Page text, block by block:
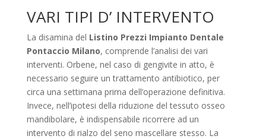
VARI TIPI D’ INTERVENTO
La disamina del Listino Prezzi Impianto Dentale
Pontaccio Milano, comprende l’analisi dei vari
interventi. Orbene, nel caso di gengivite in atto, è
necessario seguire un trattamento antibiotico, per
circa una settimana prima dell’operazione definitiva.
Invece, nell’ipotesi della riduzione del tessuto osseo
mandibolare, è indispensabile ricorrere ad un
intervento di rialzo del seno mascellare stesso. La